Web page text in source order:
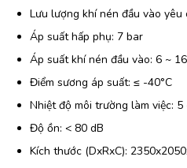
Lưu lượng khí nén đầu vào yêu
Áp suất hấp phụ: 7 bar
Áp suất khí nén đầu vào: 6 ~
Điểm sương áp suất: ≤ -40°C
Nhiệt độ môi trường làm việc: 5
Độ ồn: < 80 dB
Kích thước (DxRxC):